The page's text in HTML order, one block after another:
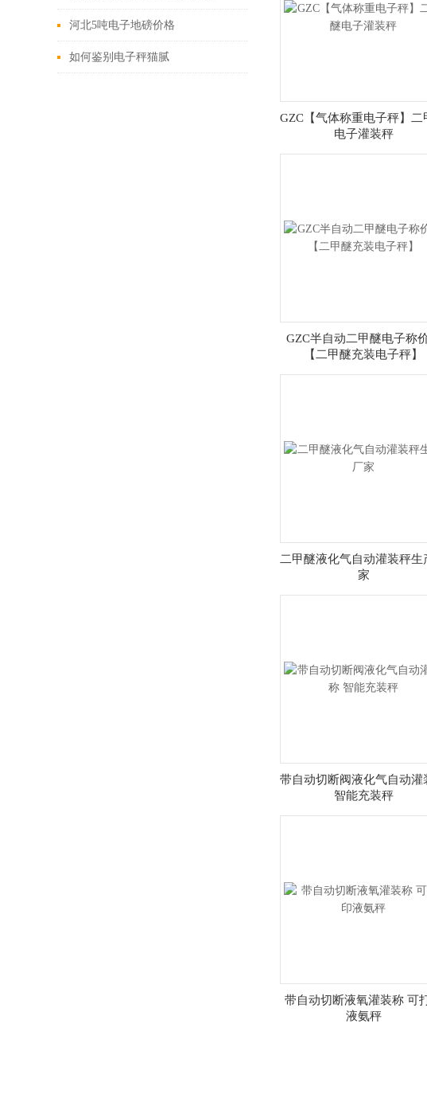
河北5吨电子地磅价格
如何鉴别电子秤猫腻
GZC【气体称重电子秤】二
电子灌装秤
GZC半自动二甲醚电子称
【二甲醚充装电子秤】
二甲醚液化气自动灌装秤生
家
带自动切断阀液化气自动灌
智能充装秤
带自动切断液氧灌装称 可
液氨秤